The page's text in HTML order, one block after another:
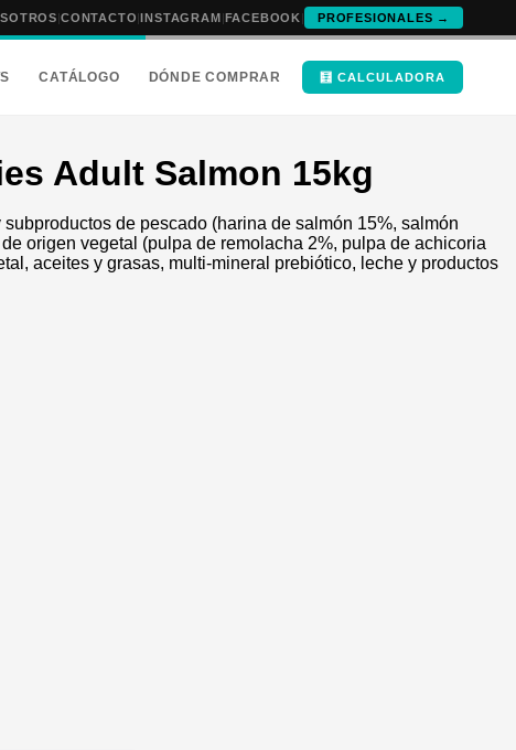
|CONTACTO|INSTAGRAM|FACEBOOK | PROFESIONALES →
CATÁLOGO DÓNDE COMPRAR 🧮 CALCULADORA
Adult Salmon 15kg
de pescado (harina de salmón 15%, salmón
origen vegetal (pulpa de remolacha 2%, pulpa de achicoria
aceites y grasas, multi-mineral prebiótico, leche y productos